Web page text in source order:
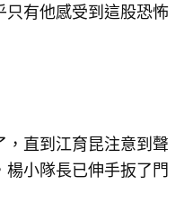
有他感受到這股恐怖
直到江育昆注意到聲
小隊長已伸手扳了門